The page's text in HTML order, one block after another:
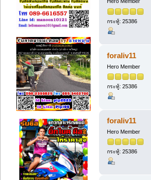
Hero Member
กระทู้: 25386
foraliv11
Hero Member
กระทู้: 25386
foraliv11
Hero Member
กระทู้: 25386